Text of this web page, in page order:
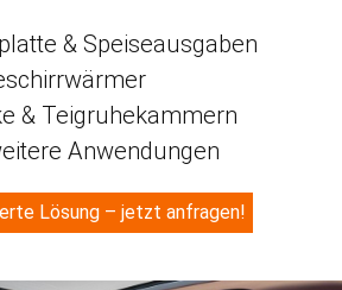
& Speiseausgaben
& Teigruhekammern
Anwendungen
Lösung – jetzt anfragen!